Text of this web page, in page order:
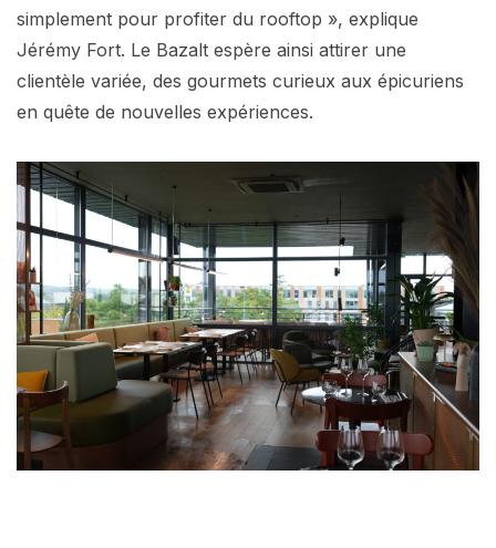
simplement pour profiter du rooftop », explique
Jérémy Fort. Le Bazalt espère ainsi attirer une
clientèle variée, des gourmets curieux aux épicuriens
en quête de nouvelles expériences.